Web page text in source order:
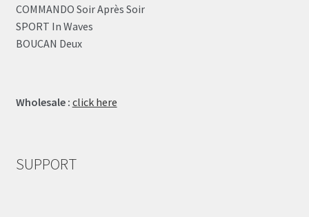
COMMANDO Soir Après Soir
SPORT In Waves
BOUCAN Deux
Wholesale : click here
SUPPORT